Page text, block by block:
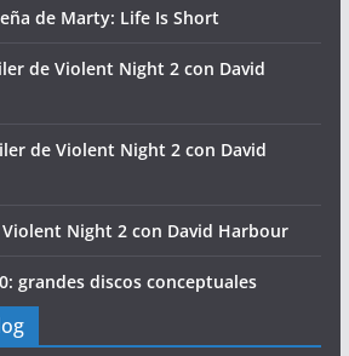
de Marty: Life Is Short
de Violent Night 2 con David
de Violent Night 2 con David
Night 2 con David Harbour
grandes discos conceptuales